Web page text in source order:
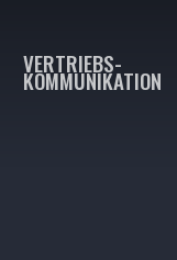
VERTRIEBS-
KOMMUNIKATION